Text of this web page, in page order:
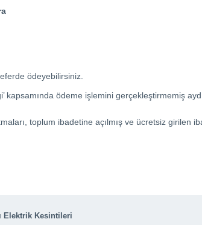
ödeyebilirsiniz.
kapsamında ödeme işlemini gerçekleştirmemiş
toplum ibadetine açılmış ve ücretsiz girilen
Elektrik Kesintileri